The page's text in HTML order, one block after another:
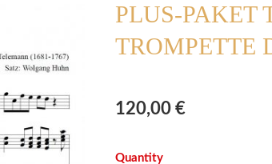
PLUS-PAKET
TROMPETTE
120,00€
PLUS-